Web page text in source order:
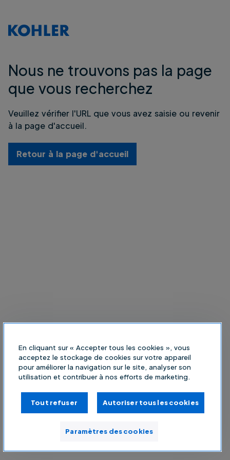
Nous ne trouvons pas la page
que vous recherchez
Veuillez vérifier l'URL que vous avez saisie ou revenir
à la page d'accueil.
Retour à la page d'accueil
En cliquant sur « Accepter tous les cookies », vous
acceptez le stockage de cookies sur votre appareil
pour améliorer la navigation sur le site, analyser son
utilisation et contribuer à nos efforts de marketing.
Tout refuser Autoriser tous les cookies
Paramètres des cookies